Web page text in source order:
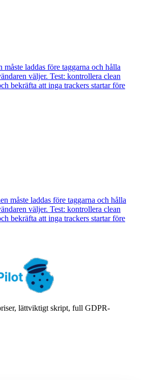
laddas före taggarna och hålla
väljer. Test: kontrollera clean
bekräfta att inga trackers startar före
måste laddas före taggarna och hålla
väljer. Test: kontrollera clean
bekräfta att inga trackers startar före
lättviktigt skript, full GDPR-